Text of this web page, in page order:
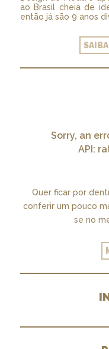
ao Brasil cheia de
então já são 9 anos
Sorry, an
API:
Quer ficar por
conferir um pouco
se no